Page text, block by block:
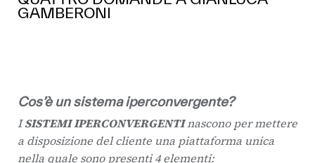
GAMBERONI
Cos’è un sistema iperconvergente?
ISISTEMI IPERCONVERGENTInascono per mettere
a disposizione del cliente una piattaforma unica
nella quale sono presenti 4 elementi: